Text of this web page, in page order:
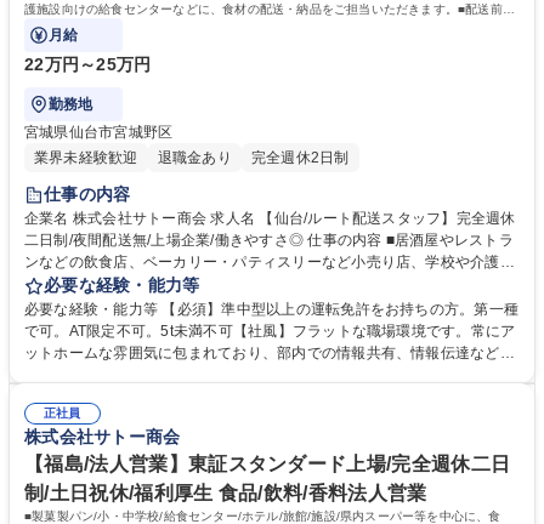
護施設向けの給食センターなどに、食材の配送・納品をご担当いただきます。■配送前は
積荷の点検、納品時は伝票照合（納品）を
月給
22万円～25万円
勤務地
宮城県仙台市宮城野区
業界未経験歓迎
退職金あり 完全週休2日制
仕事の内容
企業名 株式会社サトー商会 求人名 【仙台/ルート配送スタッフ】完全週休
二日制/夜間配送無/上場企業/働きやすさ◎ 仕事の内容 ■居酒屋やレストラ
ンなどの飲食店、ベーカリー・パティスリーなど小売り店、学校や介護施
設向けの給食センターなどに、食材の配送・納品をご担当いただきます。
■配送前は積荷の点検、納品時は伝票照合（納品）を 行います。■夜間配
送はありません。就業時間は、06:00～15:00です。※担当する配送コース
や荷量により出勤時間は1時間程度前後する場合もあります。■年間休日1
種 【仙台/ルート配送スタッフ】完全週休二日制/夜間配送無/上場企業/働き
やすさ◎
必要な経験・能力等
必要な経験・能力等 【必須】準中型以上の運転免許をお持ちの方。第一種
で可。AT限定不可。5t未満不可【社風】フラットな職場環境です。常にア
ットホームな雰囲気に包まれており、部内での情報共有、情報伝達などの
ンス◎フラットな職場環境で常にアットホームな雰囲気に包まれており、
部署間でのコミュニケーション体制も整備されています。社員の平均勤続
年数はなんと14年！中途入社の方々が多数活躍している環境です。 学
歴・資格 学歴：大学院 大学 高専 短大 専修学校 高校 語学力： 資格：第一
種運転免許中型自動車
正社員
株式会社サトー商会
【福島/法人営業】東証スタンダード上場/完全週休二日
制/土日祝休/福利厚生 食品/飲料/香料法人営業
■製菓製パン/小・中学校/給食センター/ホテル/旅館/施設/県内スーパー等を中心に、食